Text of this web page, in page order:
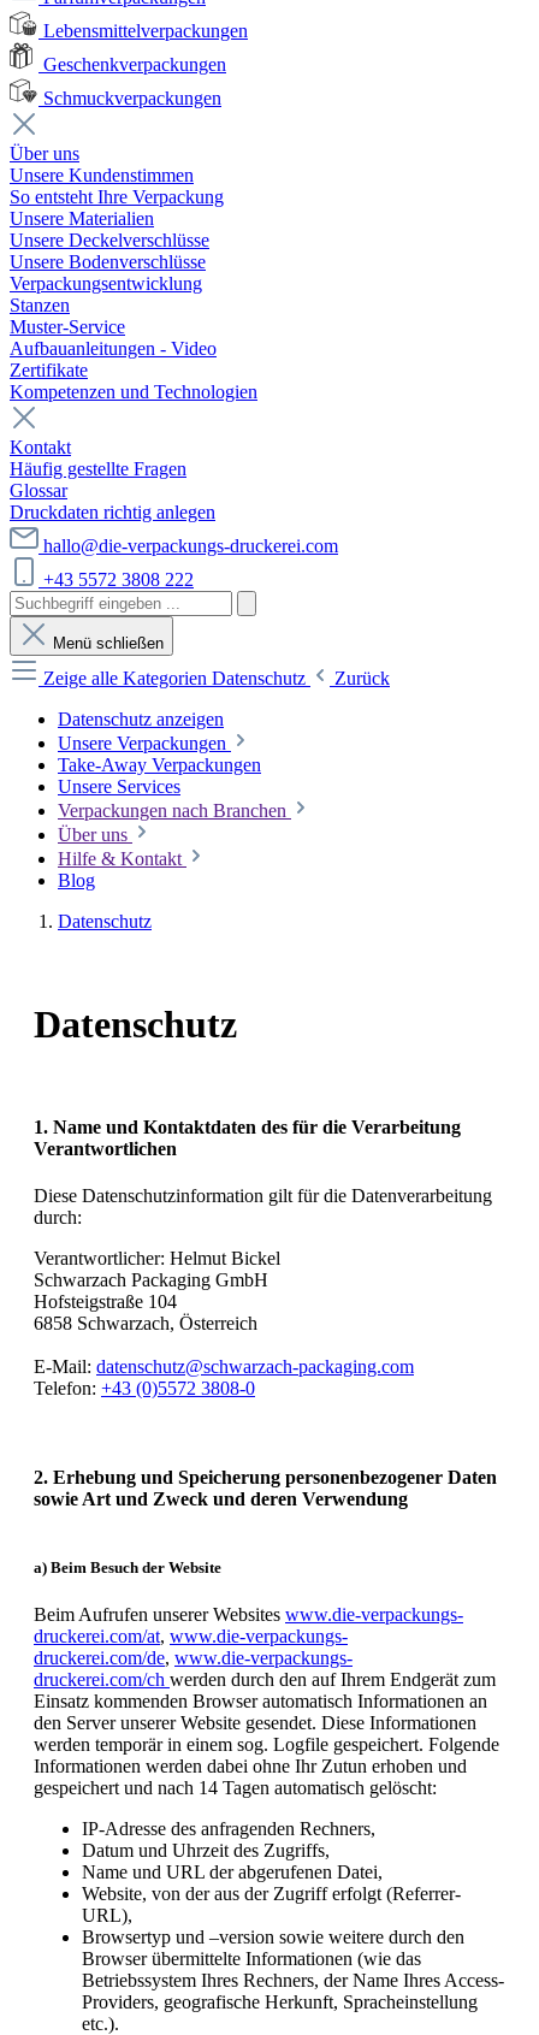
Lebensmittelverpackungen
Geschenkverpackungen
Schmuckverpackungen
Über uns
Unsere Kundenstimmen
So entsteht Ihre Verpackung
Unsere Materialien
Unsere Deckelverschlüsse
Unsere Bodenverschlüsse
Verpackungsentwicklung
Stanzen
Muster-Service
Aufbauanleitungen - Video
Zertifikate
Kompetenzen und Technologien
Kontakt
Häufig gestellte Fragen
Glossar
Druckdaten richtig anlegen
hallo@die-verpackungs-druckerei.com
+43 5572 3808 222
Menü schließen
Zeige alle Kategorien Datenschutz
Zurück
Datenschutz anzeigen
Unsere Verpackungen
Take-Away Verpackungen
Unsere Services
Verpackungen nach Branchen
Über uns
Hilfe & Kontakt
Blog
Datenschutz
Datenschutz
1. Name und Kontaktdaten des für die Verarbeitung
Verantwortlichen
Diese Datenschutzinformation gilt für die Datenverarbeitung
durch:
Verantwortlicher: Helmut Bickel
Schwarzach Packaging GmbH
Hofsteigstraße 104
6858 Schwarzach, Österreich
E-Mail: datenschutz@schwarzach-packaging.com
Telefon: +43 (0)5572 3808-0
2. Erhebung und Speicherung personenbezogener Daten
sowie Art und Zweck und deren Verwendung
a) Beim Besuch der Website
Beim Aufrufen unserer Websites www.die-verpackungs-
druckerei.com/at, www.die-verpackungs-
druckerei.com/de, www.die-verpackungs-
druckerei.com/ch werden durch den auf Ihrem Endgerät zum
Einsatz kommenden Browser automatisch Informationen an
den Server unserer Website gesendet. Diese Informationen
werden temporär in einem sog. Logfile gespeichert. Folgende
Informationen werden dabei ohne Ihr Zutun erhoben und
gespeichert und nach 14 Tagen automatisch gelöscht:
IP-Adresse des anfragenden Rechners,
Datum und Uhrzeit des Zugriffs,
Name und URL der abgerufenen Datei,
Website, von der aus der Zugriff erfolgt (Referrer-
URL),
Browsertyp und –version sowie weitere durch den
Browser übermittelte Informationen (wie das
Betriebssystem Ihres Rechners, der Name Ihres Access-
Providers, geografische Herkunft, Spracheinstellung
etc.).